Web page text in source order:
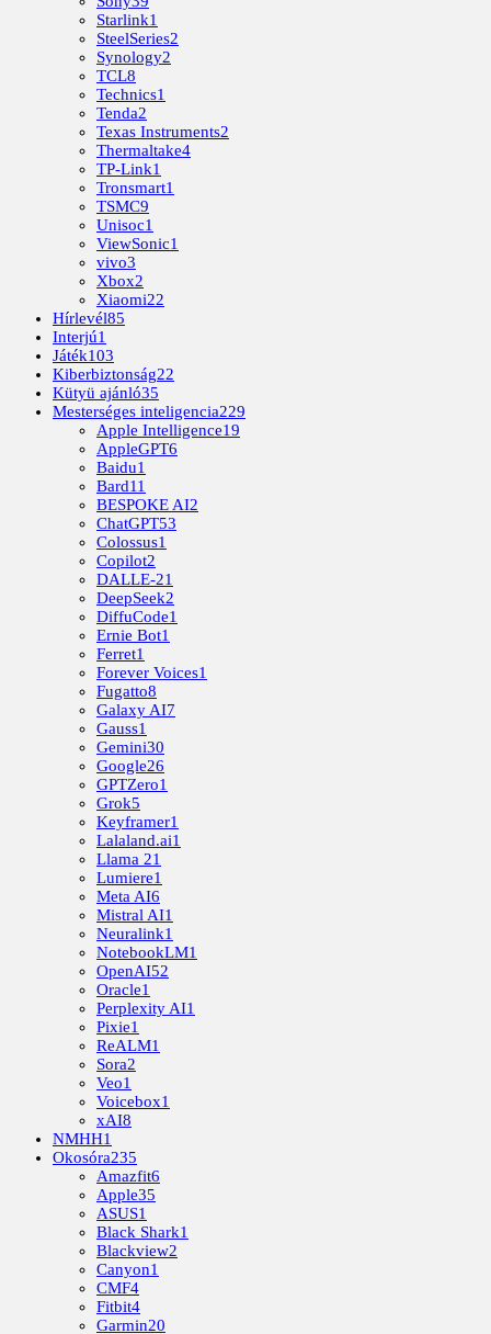
Starlink1
SteelSeries2
Synology2
TCL8
Technics1
Tenda2
Texas Instruments2
Thermaltake4
TP-Link1
Tronsmart1
TSMC9
Unisoc1
ViewSonic1
vivo3
Xbox2
Xiaomi22
Hírlevél85
Interjú1
Játék103
Kiberbiztonság22
Kütyü ajánló35
Mesterséges inteligencia229
Apple Intelligence19
AppleGPT6
Baidu1
Bard11
BESPOKE AI2
ChatGPT53
Colossus1
Copilot2
DALLE-21
DeepSeek2
DiffuCode1
Ernie Bot1
Ferret1
Forever Voices1
Fugatto8
Galaxy AI7
Gauss1
Gemini30
Google26
GPTZero1
Grok5
Keyframer1
Lalaland.ai1
Llama 21
Lumiere1
Meta AI6
Mistral AI1
Neuralink1
NotebookLM1
OpenAI52
Oracle1
Perplexity AI1
Pixie1
ReALM1
Sora2
Veo1
Voicebox1
xAI8
NMHH1
Okosóra235
Amazfit6
Apple35
ASUS1
Black Shark1
Blackview2
Canyon1
CMF4
Fitbit4
Garmin20